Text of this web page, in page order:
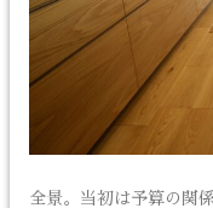
全景。当初は予算の関